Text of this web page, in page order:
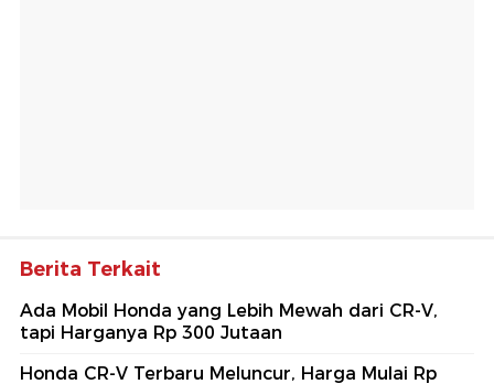
Berita Terkait
Ada Mobil Honda yang Lebih Mewah dari CR-V,
tapi Harganya Rp 300 Jutaan
Honda CR-V Terbaru Meluncur, Harga Mulai Rp